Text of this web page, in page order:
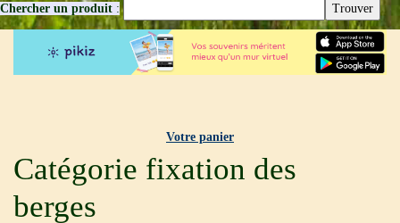
Chercher un produit :
Votre panier
Catégorie fixation des
berges